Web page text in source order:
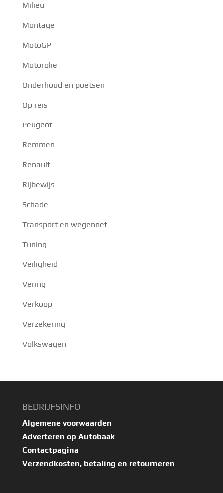
Milieu
Montage
MotoGP
Motorolie
Onderhoud en poetsen
Op reis
Peugeot
Remmen
Renault
Rijbewijs
Schade
Transport en wegennet
Tuning
Veiligheid
Vering
Verkoop
Verzekering
Volkswagen
BEDRIJFSINFO
Algemene voorwaarden
Adverteren op Autobaak
Contactpagina
Verzendkosten, betaling en retourneren